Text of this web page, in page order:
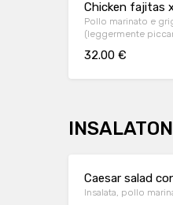
Chicken fajitas
Pollo marinato e
(leggermente
32.00 €
Caesar salad
Insalata, pollo